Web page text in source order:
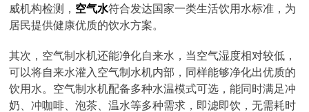
威机构检测， 空气水符合发达国家一类生活饮用水标准，为
居民提供健康优质的饮水方案。
其次，空气制水机还能净化自来水，当空气湿度相对较低，
可以将自来水灌入空气制水机内部，同样能够净化出优质的
饮用水。空气制水机配备多种水温模式可选，能同时满足冲
奶、冲咖啡、泡茶、温水等多种需求，即滤即饮，无需耗时